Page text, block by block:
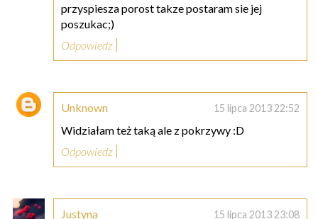
przyspiesza porost takze postaram sie jej
poszukac;)
Odpowiedz
Unknown 15 lipca 2013 22:52
Widziałam też taką ale z pokrzywy :D
Odpowiedz
Justyna 15 lipca 2013 23:08